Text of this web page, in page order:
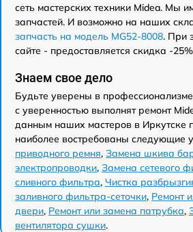
сеть мастерских техники Midea. Мы
запчастей. И возможно на наших
запчасть на модель MG52-8008. При
сайте - предоставляется скидка -
Знаем свое дело
Будьте уверены в
с уверенностью выполнят ремонт
данным наших мастеров в Иркутске
наиболее востребованы следующие
приводного ремня, Замена шкива
электропроводки, Замена сетевого
сливного фильтра, Чистка
заливного фильтра-сеточки, Ремонт
двери, Ремонт или замена патрубка,
вентилятора сушки.